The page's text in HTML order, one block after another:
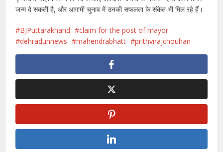
जन्म दे सकती है, और आगामी चुनाव में उनकी सफलता के संकेत भी मिल रहे हैं।
BJPuttarakhand
claim for the post of mayor
dehradunnews
mahendrabhatt prithvirajchouhan